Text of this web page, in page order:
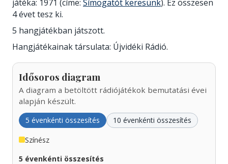
játéka: 1971 (címe: Símogatót keresünk). Ez összesen
4 évet tesz ki.
5 hangjátékban játszott.
Hangjátékainak társulata: Újvidéki Rádió.
Idősoros diagram
A diagram a betöltött rádiójátékok bemutatási évei
alapján készült.
5 évenkénti összesítés 10 évenkénti összesítés
Színész
5 évenkénti összesítés